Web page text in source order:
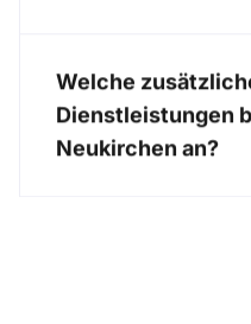
Welche
Dienstleistungen
Neukirchen an?